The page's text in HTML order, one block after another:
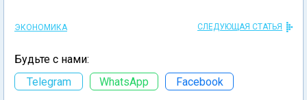
ЭКОНОМИКА СЛЕДУЮЩАЯ СТАТЬЯ
Будьте с нами:
Telegram
WhatsApp Facebook